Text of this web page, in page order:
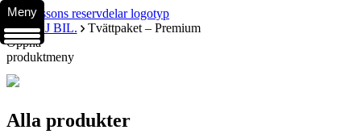
.VÄLJ BIL.
Tvättpaket – Premium
Öppna
produktmeny
Alla produkter
Meny